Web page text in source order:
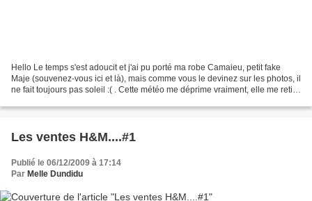
Hello Le temps s'est adoucit et j'ai pu porté ma robe Camaieu, petit fake
Maje (souvenez-vous ici et là), mais comme vous le devinez sur les photos, il
ne fait toujours pas soleil :( . Cette météo me déprime vraiment, elle me retire
Les ventes H&M....#1
Publié le 06/12/2009 à 17:14
Par Melle Dundidu